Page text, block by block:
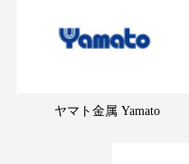
ヤマト金属 Yamato